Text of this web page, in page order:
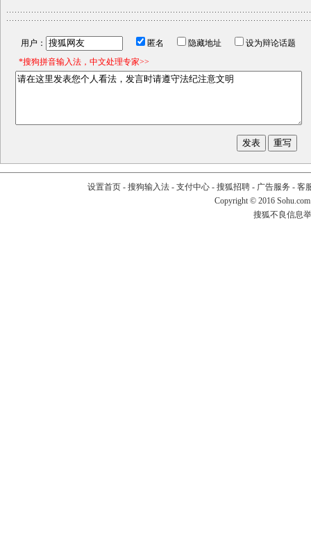
用户： 匿名 隐藏地址
设为辩论话题
*搜狗拼音输入法，中文处理专家>>
设置首页- 搜狗输入法- 支付中心- 搜狐招聘- 广告服务 - 客
Copyright © 2016
搜狐不良信息